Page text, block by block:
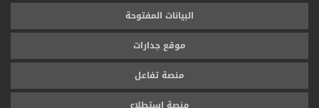
البيانات المفتوحة
موقع جدارات
منصة تفاعل